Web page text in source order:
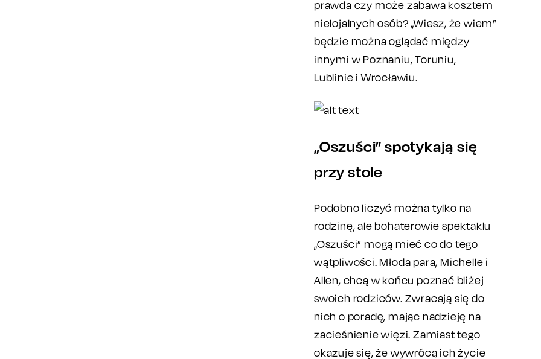
prawda czy może zabawa kosztem
nielojalnych osób? „Wiesz, że wiem”
będzie można oglądać między
innymi w Poznaniu, Toruniu,
Lublinie i Wrocławiu.
„Oszuści” spotykają się
przy stole
Podobno liczyć można tylko na
rodzinę, ale bohaterowie spektaklu
„Oszuści” mogą mieć co do tego
wątpliwości. Młoda para, Michelle i
Allen, chcą w końcu poznać bliżej
swoich rodziców. Zwracają się do
nich o poradę, mając nadzieję na
zacieśnienie więzi. Zamiast tego
okazuje się, że wywrócą ich życie